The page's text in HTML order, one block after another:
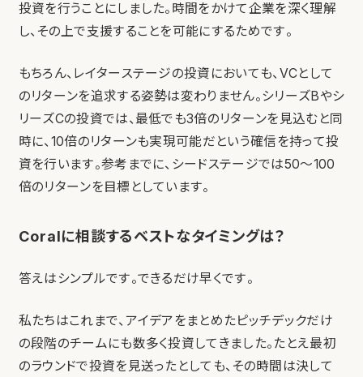
投資を行うことにしました。時間をかけて企業を深く理解
し、その上で支援することを可能にするためです。
もちろん、レイターステージの投資においても、VCとして
のリターンを追求する姿勢は変わりません。シリーズBやシ
リーズCの投資では、最低でも3倍のリターンを見込むと同
時に、10倍のリターンも実現可能だという確信を持って投
資を行います。参考までに、シードステージでは50〜100
倍のリターンを目標としています。
Coralに相談するベストなタイミングは？
答えはシンプルです。できるだけ早くです。
私たちはこれまで、アイデアをまとめたピッチデックだけ
の段階のチームにも数多く投資してきました。たとえ最初
のラウンドで投資を見送ったとしても、その時間は決して